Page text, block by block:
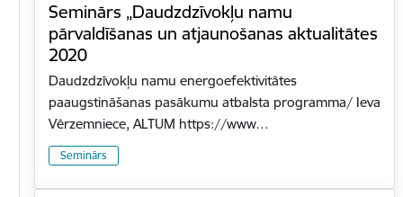
Seminārs „Daudzdzīvokļu namu
pārvaldīšanas un atjaunošanas aktualitātes
2020
Daudzdzīvokļu namu energoefektivitātes
paaugstināšanas pasākumu atbalsta programma/ Ieva
Vērzemniece, ALTUM https://www…
Seminārs